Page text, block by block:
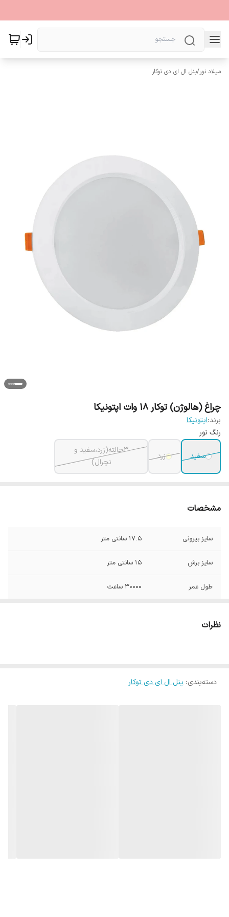
میلاد نور/پنل ال ای دی توکار
چراغ (هالوژن) توکار 18 وات اپتونیکا
برند:اپتونیکا
رنگ نور
سفید زرد
3حالته(زرد،سفید و
نچرال)
مشخصات
سایز بیرونی 17.5 سانتی متر
سایز برش 15 سانتی متر
طول عمر 30000 ساعت
توان 18 وات
نظرات
دسته‌بندی: پنل ال ای دی توکار